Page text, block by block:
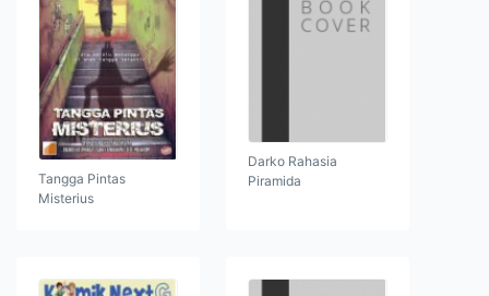
Tangga Pintas
Misterius
Darko Rahasia
Piramida